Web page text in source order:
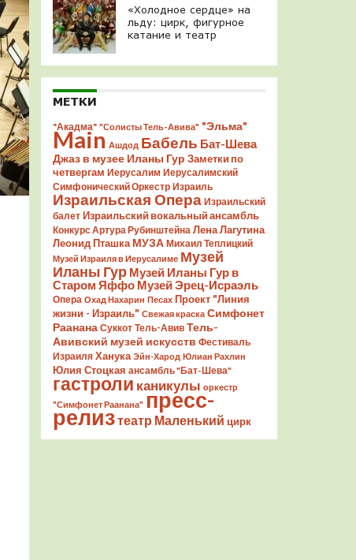
«Холодное сердце» на
льду: цирк, фигурное
катание и театр
МЕТКИ
"Акадма" "Солисты Тель-Авива" "Эльма"
Main Ашдод Бабель Бат-Шева
Джаз в музее Иланы Гур Заметки по
четвергам Иерусалим Иерусалимский
Симфонический Оркестр Израиль
Израильская Опера Израильский
балет Израильский вокальный ансамбль
Конкурс Артура Рубинштейна Лена Лагутина
Леонид Пташка МУЗА Михаил Теплицкий
Музей Израиля в Иерусалиме Музей
Иланы Гур Музей Иланы Гур в
Старом Яффо Музей Эрец-Исраэль
Опера Охад Нахарин Песах Проект "Линия
жизни - Израиль" Свежая краска Симфонет
Раанана Суккот Тель-Авив Тель-
Авивский музей искусств Фестиваль
Израиля Ханука Эйн-Харод Юлиан Рахлин
Юлия Стоцкая ансамбль "Бат-Шева"
гастроли каникулы оркестр
"Симфонет Раанана" пресс-
релизтеатр Маленький цирк